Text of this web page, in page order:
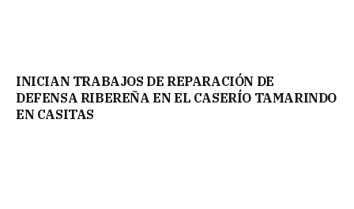
INICIAN TRABAJOS DE REPARACIÓN DE
DEFENSA RIBEREÑA EN EL CASERÍO TAMARINDO
EN CASITAS